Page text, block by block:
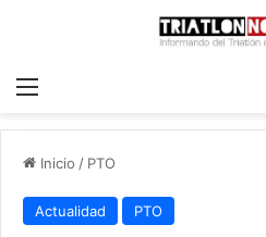
Inicio / PTO
Actualidad PTO